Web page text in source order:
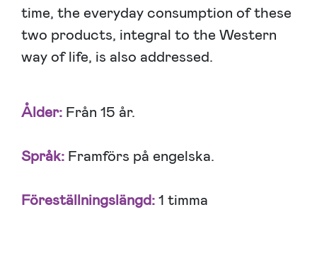
time, the everyday consumption of these
two products, integral to the Western
way of life, is also addressed.
Ålder: Från 15 år.
Språk: Framförs på engelska.
Föreställningslängd:1 timma